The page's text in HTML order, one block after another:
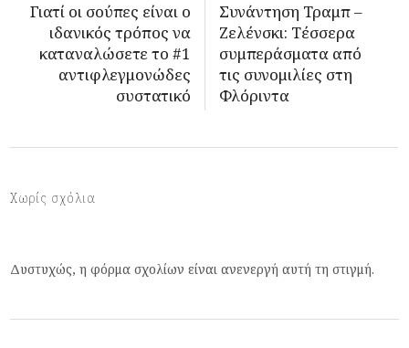
Γιατί οι σούπες είναι ο
ιδανικός τρόπος να
καταναλώσετε το #1
αντιφλεγμονώδες
συστατικό
Συνάντηση Τραμπ –
Ζελένσκι: Τέσσερα
συμπεράσματα από
τις συνομιλίες στη
Φλόριντα
Χωρίς σχόλια
Δυστυχώς, η φόρμα σχολίων είναι ανενεργή αυτή τη στιγμή.